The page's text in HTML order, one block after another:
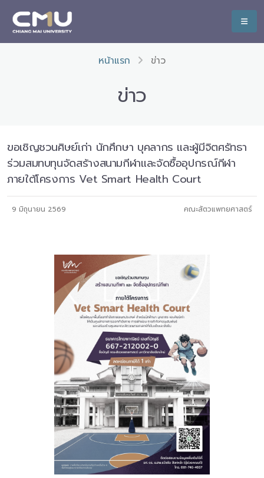
หน้าแรก ข่าว
ข่าว
ขอเชิญชวนศิษย์เก่า นักศึกษา บุคลากร และผู้มีจิตศรัทธา
ร่วมสมทบทุนจัดสร้างสนามกีฬาและจัดซื้ออุปกรณ์กีฬา
ภายใต้โครงการ Vet Smart Health Court
9 มิถุนายน 2569 คณะสัตวแพทยศาสตร์